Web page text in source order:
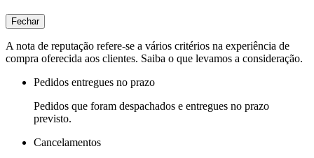
Fechar
A nota de reputação refere-se a vários critérios na experiência de
compra oferecida aos clientes. Saiba o que levamos a consideração.
Pedidos entregues no prazo
Pedidos que foram despachados e entregues no prazo
previsto.
Cancelamentos